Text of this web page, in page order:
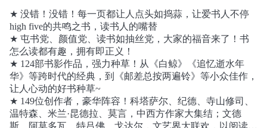
★ 没错！没错！每一页都让人点头如捣蒜，让爱书人不停
high five的共鸣之书，读书人的嘴替
★ 屯书党、颜值党、读书如抽丝党，大家的福音来了！书
怎么读都有趣，拥有即正义！
★ 124部书影作品，强力种草！从《白鲸》《追忆逝水年
华》等跨时代的经典，到《邮差总按两遍铃》等小众佳作，
让人心动的好书种草~
★ 149位创作者，豪华阵容！科塔萨尔、纪德、寺山修司、
温特森、米兰·昆德拉、莫言，中西方作家大集结；文德